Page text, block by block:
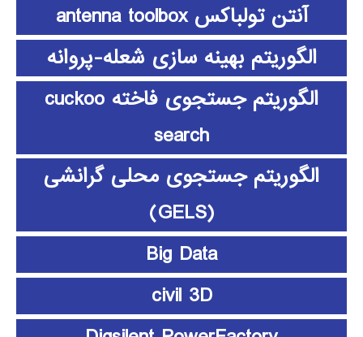
آنتن تولباکس antenna toolbox
الگوریتم بهینه سازی شعله-پروانه
الگوریتم جستجوی فاخته cuckoo
search
الگوریتم جستجوی محلی گرانشی
(GELS)
Big Data
civil 3D